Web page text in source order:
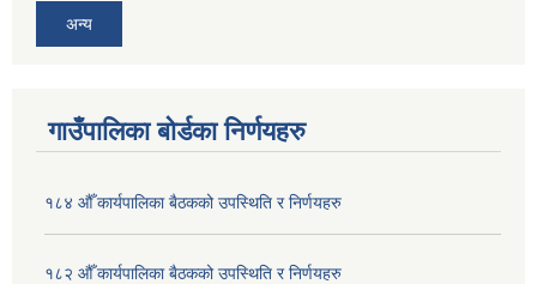
अन्य
गाउँपालिका बोर्डका निर्णयहरु
१८४ औँ कार्यपालिका बैठकको उपस्थिति र निर्णयहरु
१८२ औँ कार्यपालिका बैठकको उपस्थिति र निर्णयहरु